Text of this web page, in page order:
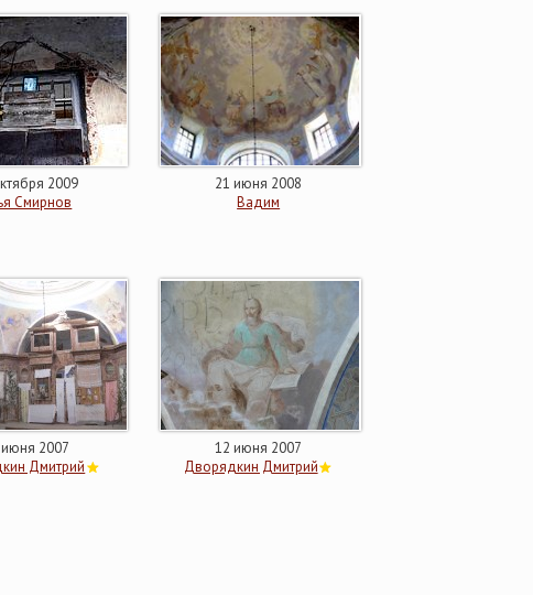
2009
Смирнов
21 июня 2008
Вадим
2007
Дмитрий
12 июня 2007
Дворядкин Дмитрий